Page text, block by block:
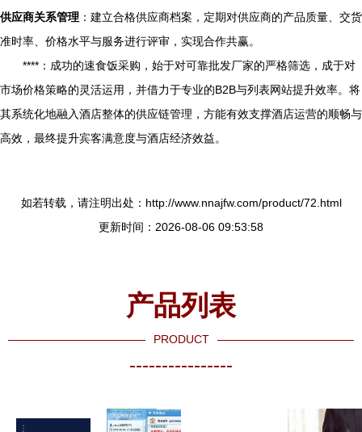
供应商关系管理 ：建立合格供应商档案，定期对供应商的产品质量、交货
准时率、价格水平与服务进行评审，实现合作共赢。
****：成功的速食饭采购，始于对可靠批发厂家的严格筛选，成于对
市场价格策略的灵活运用，并借力于专业的B2B与列表网站提升效率。将
其系统化地融入酒店整体的供应链管理，方能有效支撑酒店运营的顺畅与
高效，最终提升宾客满意度与酒店经济效益。
如若转载，请注明出处：http://www.nnajfw.com/product/72.html
更新时间：2026-08-06 09:53:58
产品列表
PRODUCT
----------------